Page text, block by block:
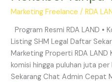
Marketing Freelance /RDA
Program Resmi RDA LAND •
Listing SHM Legal Daftar
Marketing Properti RDA
komisi hingga puluhan juta
Sekarang Chat Admin Cepat
LAND
–
Kerja
Fleksibel
Tanpa
Target